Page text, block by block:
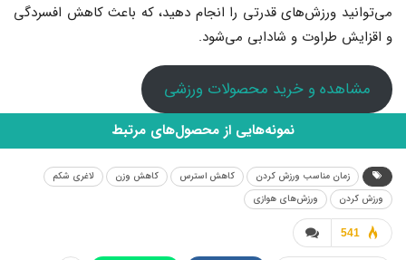
می‌توانید ورزش‌های قدرتی را انجام دهید، که باعث کاهش افسردگی
و اقزایش طراوت و شادابی‌ می‌شود.
مشاهده و خرید محصولات ورزشی
نمونه‌هایی از محصول‌های مرتبط
زمان مناسب ورزش کردن کاهش استرس کاهش وزن
لاغری شکم
ورزش کردن
ورزش‌های هوازی
541